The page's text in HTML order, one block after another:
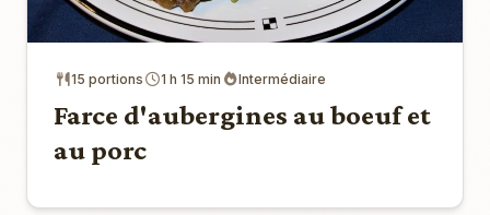
15 portions 1 h 15 min Intermédiaire
Farce d'aubergines au boeuf et
au porc